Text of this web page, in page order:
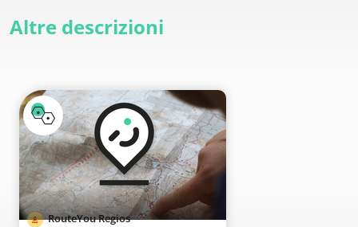
Altre descrizioni
RouteYou Regios